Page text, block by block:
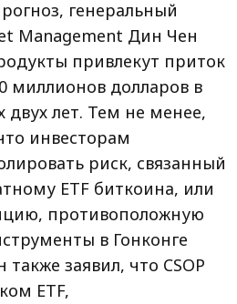
генеральный
Management Дин Чен
привлекут приток
миллионов долларов в
лет. Тем не менее,
инвесторам
риск, связанный
ETF биткоина, или
противоположную
в Гонконге
заявил, что CSOP
ETF,